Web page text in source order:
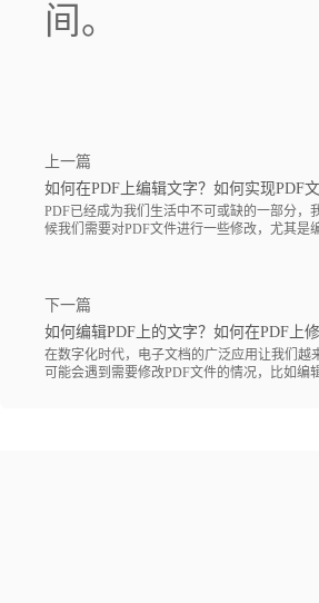
间。
上一篇
如何在PDF上编辑文字？如何实现PDF文
PDF已经成为我们生活中不可或缺的一部分
候我们需要对PDF文件进行一些修改，尤其是
下一篇
如何编辑PDF上的文字？如何在PDF上修
在数字化时代，电子文档的广泛应用让我们
可能会遇到需要修改PDF文件的情况，比如编